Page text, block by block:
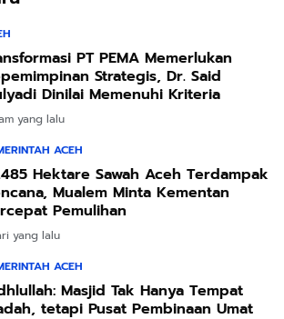
PT PEMA Memerlukan
Strategis, Dr. Said
Dinilai Memenuhi Kriteria
yang lalu
ACEH
Hektare Sawah Aceh Terdampak
Mualem Minta Kementan
Pemulihan
yang lalu
ACEH
Masjid Tak Hanya Tempat
tetapi Pusat Pembinaan Umat